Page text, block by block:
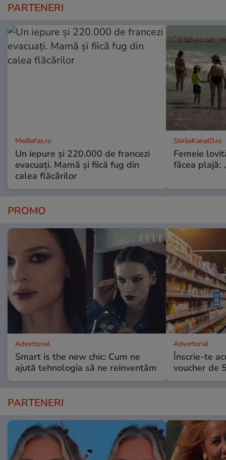
PARTENERI
Mediafax.ro
Un iepure și 220.000 de francezi
evacuați. Mamă și fiică fug din
calea flăcărilor
StirileKanalD.ro
Femeie
făcea plajă:
PROMO
Advertorial
Smart is the new chic: Cum ne
ajută tehnologia să ne reinventăm
Advertorial
Înscrie-te
voucher de
PARTENERI